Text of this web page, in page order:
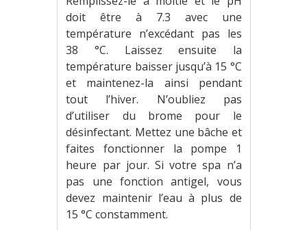
doit être à 7.3 avec une
température n’excédant pas les
38 °C. Laissez ensuite la
température baisser jusqu’à 15 °C
et maintenez-la ainsi pendant
tout l’hiver. N’oubliez pas
d’utiliser du brome pour le
désinfectant. Mettez une bâche et
faites fonctionner la pompe 1
heure par jour. Si votre spa n’a
pas une fonction antigel, vous
devez maintenir l’eau à plus de
15 °C constamment.